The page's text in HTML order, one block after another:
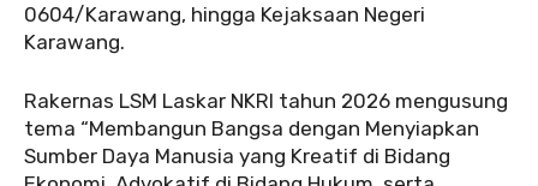
0604/Karawang, hingga Kejaksaan Negeri
Karawang.
‎‎Rakernas LSM Laskar NKRI tahun 2026 mengusung
tema “Membangun Bangsa dengan Menyiapkan
Sumber Daya Manusia yang Kreatif di Bidang